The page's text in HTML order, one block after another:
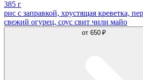
385 г
рис с заправкой, хрустящая креветка,
свежий огурец, соус свит чили майо
от 650 ₽